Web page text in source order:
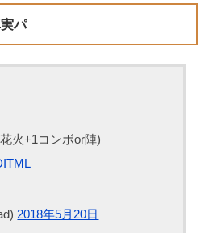
パ
火+1コンボor陣)
2018年5月20日